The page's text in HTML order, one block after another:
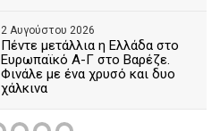
2 Αυγούστου 2026
Πέντε μετάλλια η Ελλάδα στο
Ευρωπαϊκό Α-Γ στο Βαρέζε.
Φινάλε με ένα χρυσό και δυο
χάλκινα